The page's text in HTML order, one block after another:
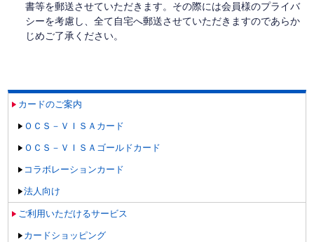
書等を郵送させていただきます。その際には会員様のプライバ
シーを考慮し、全て自宅へ郵送させていただきますのであらか
じめご了承ください。
カードのご案内
ＯＣＳ－ＶＩＳＡカード
ＯＣＳ－ＶＩＳＡゴールドカード
コラボレーションカード
法人向け
ご利用いただけるサービス
カードショッピング